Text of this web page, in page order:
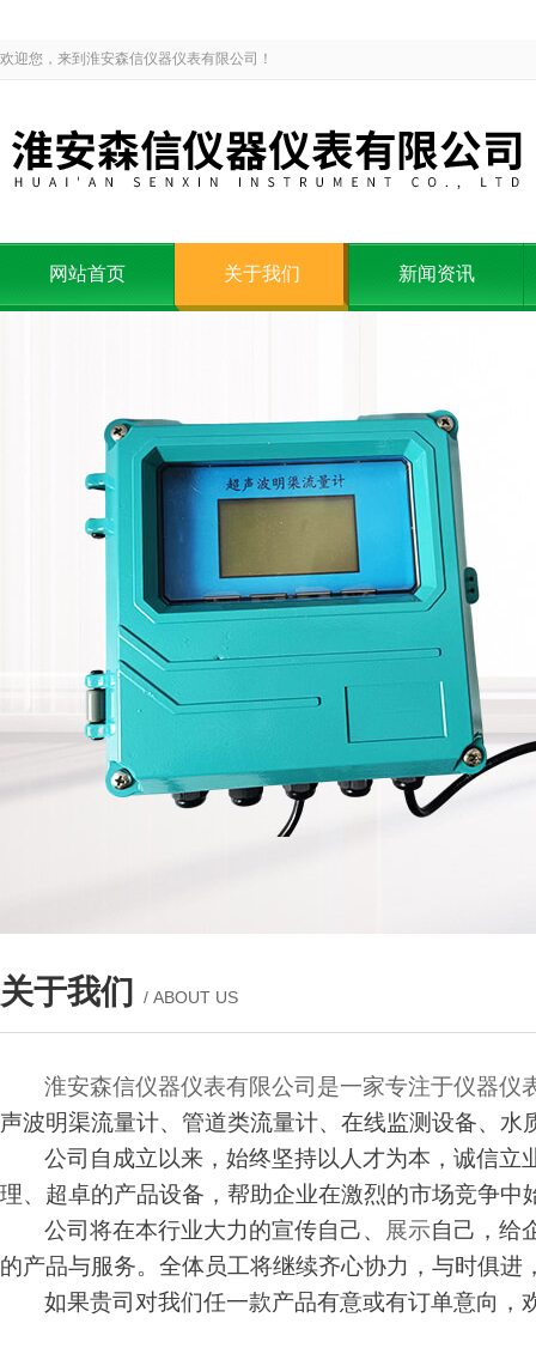
欢迎您，来到淮安森信仪器仪表有限公司！
网站首页 关于我们 新闻资讯
关于我们 / ABOUT US
淮安森信仪器仪表有限公司是一家专注于仪器
声波明渠流量计、管道类流量计、在线监测设备、
公司自成立以来，始终坚持以人才为本，诚信
理、超卓的产品设备，帮助企业在激烈的市场竞争
公司将在本行业大力的宣传自己、 展示自己，给
的产品与服务。全体员工将继续齐心协力，与时俱
如果贵司对我们任一款产品有意或有订单意向 ，